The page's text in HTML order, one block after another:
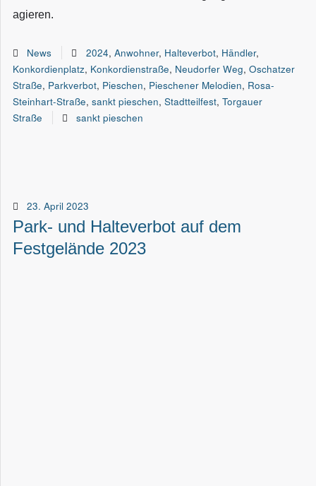
agieren.
News 2024, Anwohner, Halteverbot, Händler,
Konkordienplatz, Konkordienstraße, Neudorfer Weg, Oschatzer
Straße, Parkverbot, Pieschen, Pieschener Melodien, Rosa-
Steinhart-Straße, sankt pieschen, Stadtteilfest, Torgauer
Straße
sankt pieschen
23. April 2023
Park- und Halteverbot auf dem
Festgelände 2023